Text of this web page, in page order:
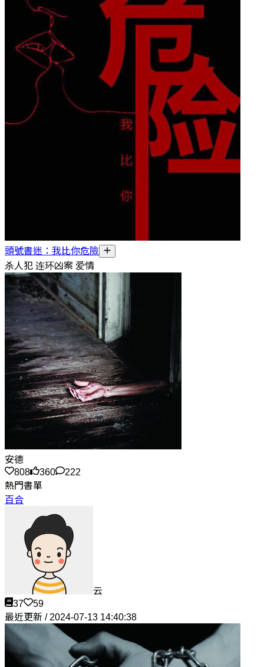
頭號書迷：我比你危險
杀人犯 连环凶案 爱情
安德
808
360
222
熱門書單
百合
云
37
59
最近更新 / 2024-07-13 14:40:38